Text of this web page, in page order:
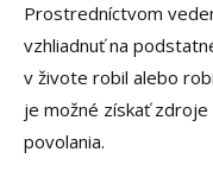
Prostredníctvom
vzhliadnuť na
v živote robil alebo
je možné získať
povolania.